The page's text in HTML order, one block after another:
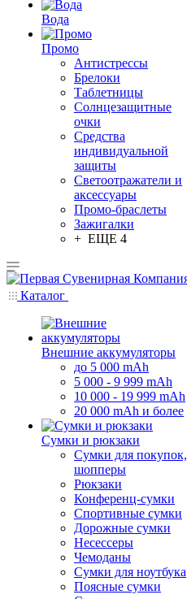
Вода
Промо
Антистрессы
Брелоки
Таблетницы
Солнцезащитные
очки
Средства
индивидуальной
защиты
Светоотражатели и
аксессуары
Промо-браслеты
Зажигалки
+ ЕЩЕ 4
Каталог
Внешние аккумуляторы
до 5 000 mAh
5 000 - 9 999 mAh
10 000 - 19 999 mAh
20 000 mAh и более
Сумки и рюкзаки
Сумки для покупок,
шопперы
Рюкзаки
Конференц-сумки
Спортивные сумки
Дорожные сумки
Несессеры
Чемоданы
Сумки для ноутбука
Поясные сумки